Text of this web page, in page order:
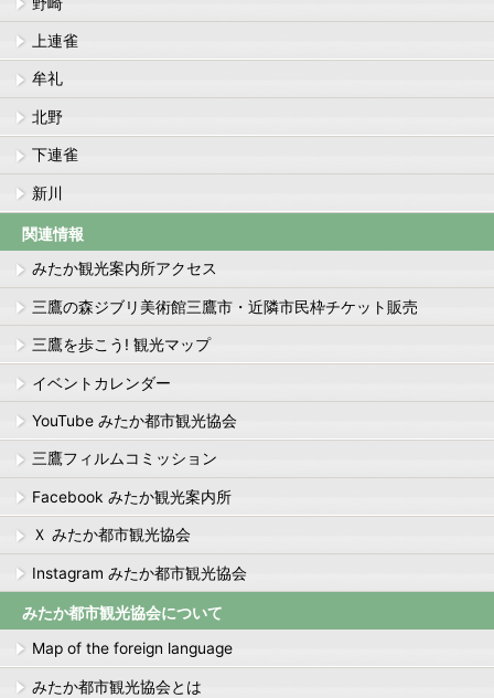
上連雀
牟礼
北野
下連雀
新川
関連情報
みたか観光案内所アクセス
三鷹の森ジブリ美術館三鷹市・近隣市民枠チケット販売
三鷹を歩こう! 観光マップ
イベントカレンダー
YouTube みたか都市観光協会
三鷹フィルムコミッション
Facebook みたか観光案内所
Ｘ みたか都市観光協会
Instagram みたか都市観光協会
みたか都市観光協会について
Map of the foreign language
みたか都市観光協会とは